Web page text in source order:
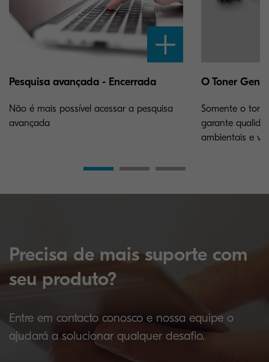
Pesquisa avançada - Encerrada
Não é mais possível acessar a pesquisa
avançada
O Toner
Somente o
garante
ambientais e
Precisa de mais suporte com
seu produto?
Entre em contacto conosco e nossa equipe o
ajudará a solucionar qualquer desafio.